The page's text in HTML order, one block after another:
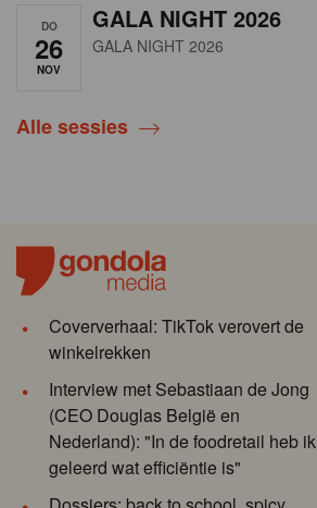
DO
26
NOV
GALA NIGHT 2026
GALA NIGHT 2026
Alle sessies
Coververhaal: TikTok verovert de
winkelrekken
Interview met Sebastiaan de Jong
(CEO Douglas België en
Nederland): "In de foodretail heb ik
geleerd wat efficiëntie is"